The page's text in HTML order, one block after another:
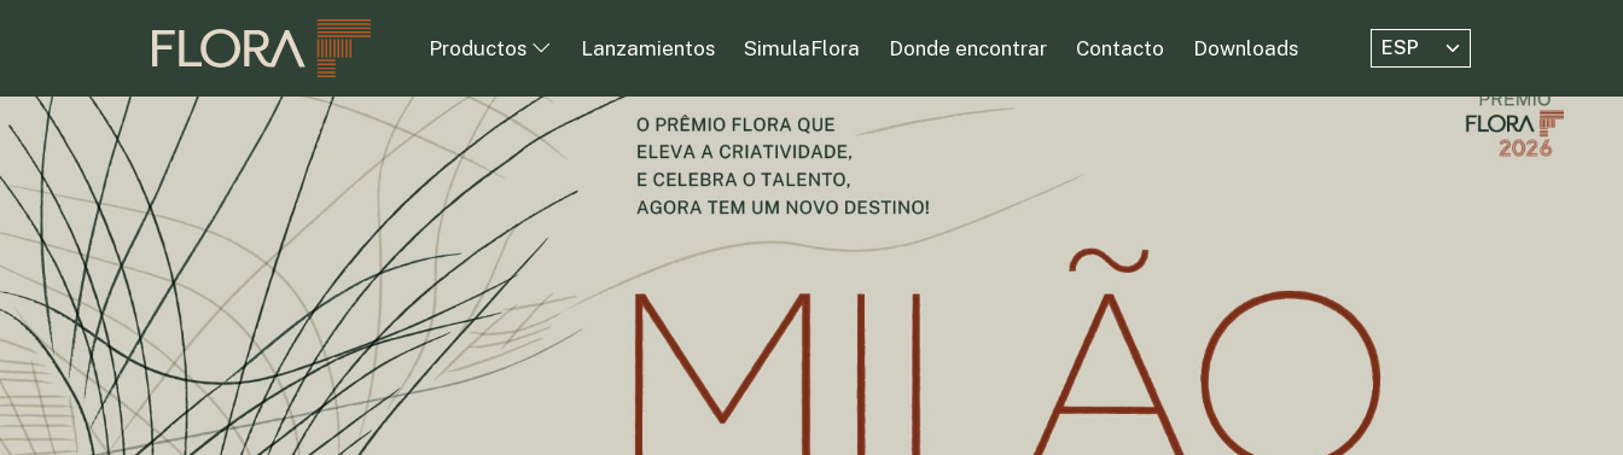
Productos Lanzamientos SimulaFlora Donde encontrar Contacto Downloads